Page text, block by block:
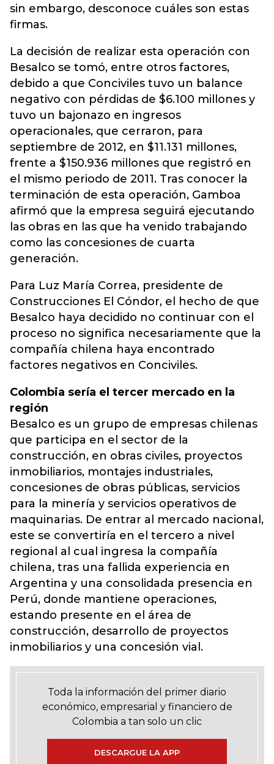
sin embargo, desconoce cuáles son estas
firmas.
La decisión de realizar esta operación con
Besalco se tomó, entre otros factores,
debido a que Conciviles tuvo un balance
negativo con pérdidas de $6.100 millones y
tuvo un bajonazo en ingresos
operacionales, que cerraron, para
septiembre de 2012, en $11.131 millones,
frente a $150.936 millones que registró en
el mismo periodo de 2011. Tras conocer la
terminación de esta operación, Gamboa
afirmó que la empresa seguirá ejecutando
las obras en las que ha venido trabajando
como las concesiones de cuarta
generación.
Para Luz María Correa, presidente de
Construcciones El Cóndor, el hecho de que
Besalco haya decidido no continuar con el
proceso no significa necesariamente que la
compañía chilena haya encontrado
factores negativos en Conciviles.
Colombia sería el tercer mercado en la
región
Besalco es un grupo de empresas chilenas
que participa en el sector de la
construcción, en obras civiles, proyectos
inmobiliarios, montajes industriales,
concesiones de obras públicas, servicios
para la minería y servicios operativos de
maquinarias. De entrar al mercado nacional,
este se convertiría en el tercero a nivel
regional al cual ingresa la compañía
chilena, tras una fallida experiencia en
Argentina y una consolidada presencia en
Perú, donde mantiene operaciones,
estando presente en el área de
construcción, desarrollo de proyectos
inmobiliarios y una concesión vial.
Toda la información del primer diario
económico, empresarial y financiero de
Colombia a tan solo un clic
DESCARGUE LA APP